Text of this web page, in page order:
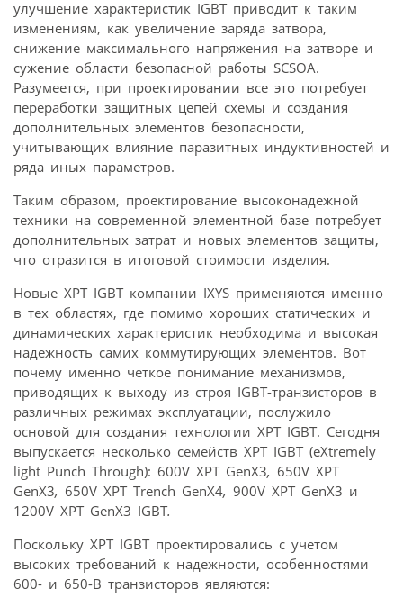
улучшение характеристик IGBT приводит к таким
изменениям, как увеличение заряда затвора,
снижение максимального напряжения на затворе и
сужение области безопасной работы SCSOA.
Разумеется, при проектировании все это потребует
переработки защитных цепей схемы и создания
дополнительных элементов безопасности,
учитывающих влияние паразитных индуктивностей и
ряда иных параметров.
Таким образом, проектирование высоконадежной
техники на современной элементной базе потребует
дополнительных затрат и новых элементов защиты,
что отразится в итоговой стоимости изделия.
Новые XPT IGBT компании IXYS применяются именно
в тех областях, где помимо хороших статических и
динамических характеристик необходима и высокая
надежность самих коммутирующих элементов. Вот
почему именно четкое понимание механизмов,
приводящих к выходу из строя IGBT-транзисторов в
различных режимах эксплуатации, послужило
основой для создания технологии XPT IGBT. Сегодня
выпускается несколько семейств XPT IGBT (eXtremely
light Punch Through): 600V XPT GenX3, 650V XPT
GenX3, 650V XPT Trench GenX4, 900V XPT GenX3 и
1200V XPT GenX3 IGBT.
Поскольку XPT IGBT проектировались с учетом
высоких требований к надежности, особенностями
600- и 650-В транзисторов являются: